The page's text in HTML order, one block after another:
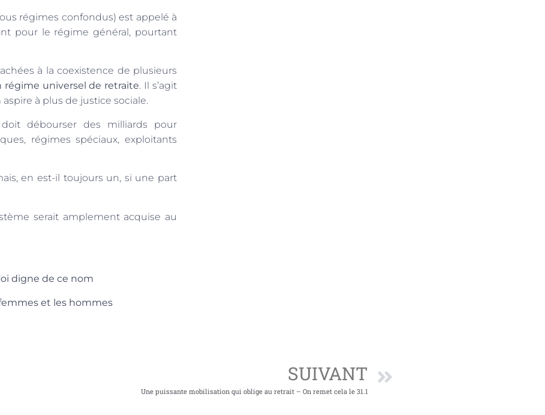
régimes confondus) est appelé à
pour le régime général, pourtant
à la coexistence de plusieurs
régime universel de retraite. Il s’agit
à plus de justice sociale.
débourser des milliards pour
régimes spéciaux, exploitants
en est-il toujours un, si une part
serait amplement acquise au
digne de ce nom
et les hommes
SUIVANT
Une puissante mobilisation qui oblige au retrait – On remet cela le 31.1